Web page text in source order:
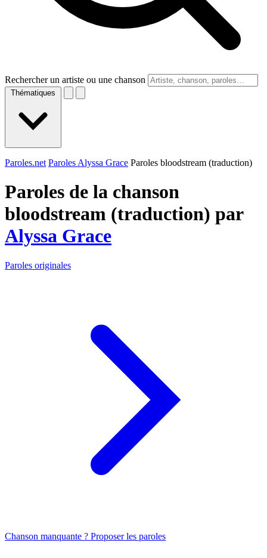
Rechercher un artiste ou une chanson
Thématiques
Paroles.net Paroles Alyssa Grace Paroles bloodstream (traduction)
Paroles de la chanson
bloodstream (traduction) par
Alyssa Grace
Paroles originales
Chanson manquante ? Proposer les paroles